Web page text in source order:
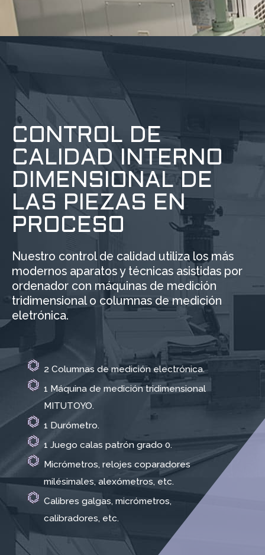
CONTROL DE
CALIDAD INTERNO
DIMENSIONAL DE
LAS PIEZAS EN
PROCESO
Nuestro control de calidad utiliza los más
modernos aparatos y técnicas asistidas por
ordenador con máquinas de medición
tridimensional o columnas de medición
eletrónica.
2 Columnas de medición electrónica.
1 Máquina de medición tridimensional
MITUTOYO.
1 Durómetro.
1 Juego calas patrón grado 0.
Micrómetros, relojes coparadores
milésimales, alexómetros, etc.
Calibres galgas, micrómetros,
calibradores, etc.